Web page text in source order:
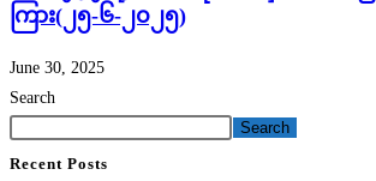
ကြား(၂၅-၆-၂၀၂၅)
June 30, 2025
Search
Search
Recent Posts